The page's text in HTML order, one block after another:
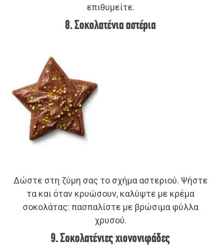
επιθυμείτε.
8. Σοκολατένια αστέρια
Δώστε στη ζύμη σας το σχήμα αστεριού. Ψήστε
τα και όταν κρυώσουν, καλύψτε με κρέμα
σοκολάτας: πασπαλίστε με βρώσιμα φύλλα
χρυσού.
9. Σοκολατένιες χιονονιφάδες